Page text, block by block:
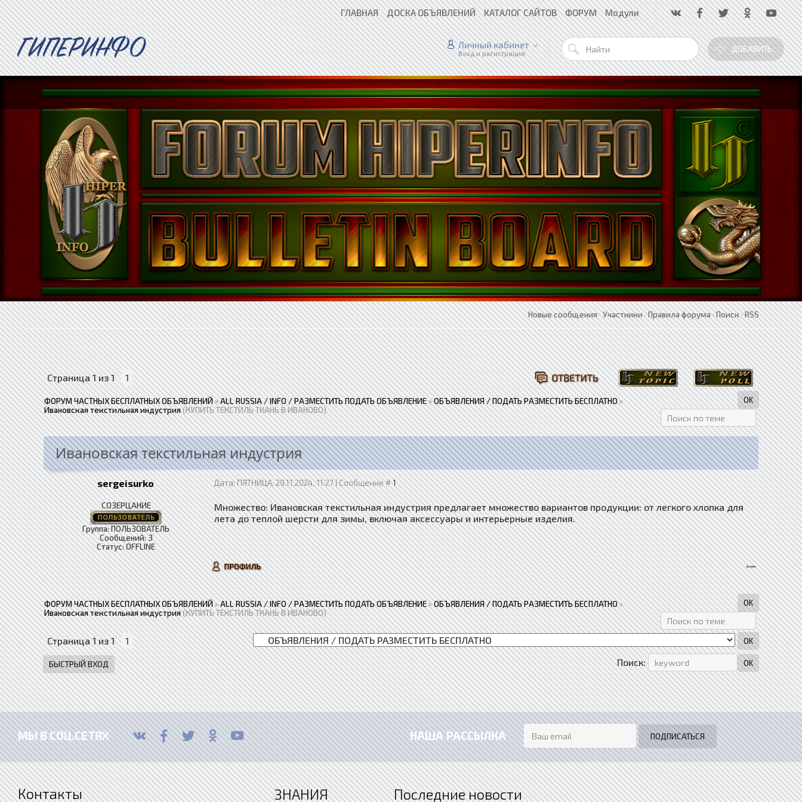
ГЛАВНАЯ ДОСКА ОБЪЯВЛЕНИЙ КАТАЛОГ САЙТОВ ФОРУМ Модули
ГИПЕРИНФО ДОБАВИТЬ
Личный кабинет
Вход и регистрация
Новые сообщения·Участники·Правила форума·Поиск·RSS
Страница1из1 1
ФОРУМ ЧАСТНЫХ БЕСПЛАТНЫХ ОБЪЯВЛЕНИЙ»ALL RUSSIA / INFO / РАЗМЕСТИТЬ ПОДАТЬ ОБЪЯВЛЕНИЕ»ОБЪЯВЛЕНИЯ / ПОДАТЬ РАЗМЕСТИТЬ БЕСПЛАТНО»
Ивановская текстильная индустрия(КУПИТЬ ТЕКСТИЛЬ ТКАНЬ В ИВАНОВО)
Ивановская текстильная индустрия
sergeisurko Дата: ПЯТНИЦА, 29.11.2024, 11:27 | Сообщение #1
СОЗЕРЦАНИЕ
Группа: ПОЛЬЗОВАТЕЛЬ
Сообщений:3
Статус:OFFLINE
Множество: Ивановская текстильная индустрия предлагает множество вариантов продукции: от легкого хлопка для
лета до теплой шерсти для зимы, включая аксессуары и интерьерные изделия.
ФОРУМ ЧАСТНЫХ БЕСПЛАТНЫХ ОБЪЯВЛЕНИЙ»ALL RUSSIA / INFO / РАЗМЕСТИТЬ ПОДАТЬ ОБЪЯВЛЕНИЕ»ОБЪЯВЛЕНИЯ / ПОДАТЬ РАЗМЕСТИТЬ БЕСПЛАТНО»
Ивановская текстильная индустрия(КУПИТЬ ТЕКСТИЛЬ ТКАНЬ В ИВАНОВО)
Страница1из1
1
Поиск:
МЫ В СОЦ.СЕТЯХ НАША РАССЫЛКА
Контакты ЗНАНИЯ Последние новости